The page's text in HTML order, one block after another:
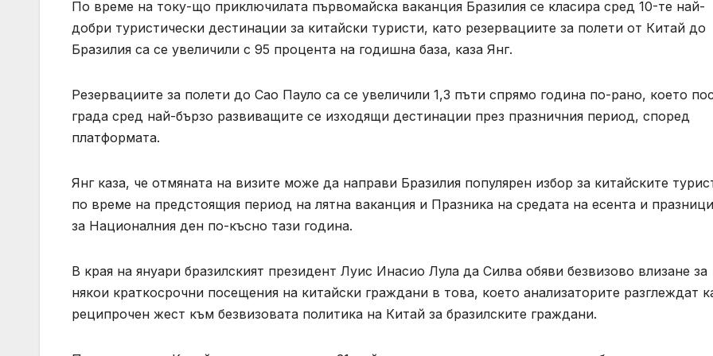
По време на току-що приключилата първомайска ваканция Бразилия се класира сред 10-те най-
добри туристически дестинации за китайски туристи, като резервациите за полети от Китай до
Бразилия са се увеличили с 95 процента на годишна база, каза Янг.
Резервациите за полети до Сао Пауло са се увеличили 1,3 пъти спрямо година по-рано, което
града сред най-бързо развиващите се изходящи дестинации през празничния период, според
платформата.
Янг каза, че отмяната на визите може да направи Бразилия популярен избор за китайските
по време на предстоящия период на лятна ваканция и Празника на средата на есента и
за Националния ден по-късно тази година.
В края на януари бразилският президент Луис Инасио Лула да Силва обяви безвизово влизане за
някои краткосрочни посещения на китайски граждани в това, което анализаторите разглеждат
реципрочен жест към безвизовата политика на Китай за бразилските граждани.